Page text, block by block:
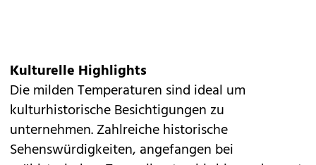
Kulturelle Highlights
Die milden Temperaturen sind ideal um
kulturhistorische Besichtigungen zu
unternehmen. Zahlreiche historische
Sehenswürdigkeiten, angefangen bei